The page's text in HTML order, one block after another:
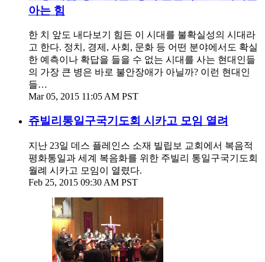
아는 힘
한 치 앞도 내다보기 힘든 이 시대를 불확실성의 시대라
고 한다. 정치, 경제, 사회, 문화 등 어떤 분야에서도 확실
한 예측이나 확답을 들을 수 없는 시대를 사는 현대인들
의 가장 큰 병은 바로 불안장애가 아닐까? 이런 현대인
들…
Mar 05, 2015 11:05 AM PST
쥬빌리통일구국기도회 시카고 모임 열려
지난 23일 데스 플레인스 소재 빌립보 교회에서 복음적
평화통일과 세계 복음화를 위한 주빌리 통일구국기도회
월례 시카고 모임이 열렸다.
Feb 25, 2015 09:30 AM PST